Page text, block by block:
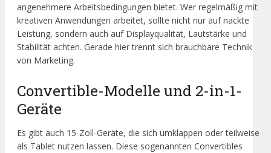
angenehmere Arbeitsbedingungen bietet. Wer regelmäßig mit
kreativen Anwendungen arbeitet, sollte nicht nur auf nackte
Leistung, sondern auch auf Displayqualität, Lautstärke und
Stabilität achten. Gerade hier trennt sich brauchbare Technik
von Marketing.
Convertible-Modelle und 2-in-1-
Geräte
Es gibt auch 15-Zoll-Geräte, die sich umklappen oder teilweise
als Tablet nutzen lassen. Diese sogenannten Convertibles